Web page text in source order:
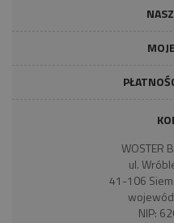
WOSTER
ul.
41-106
NIP: